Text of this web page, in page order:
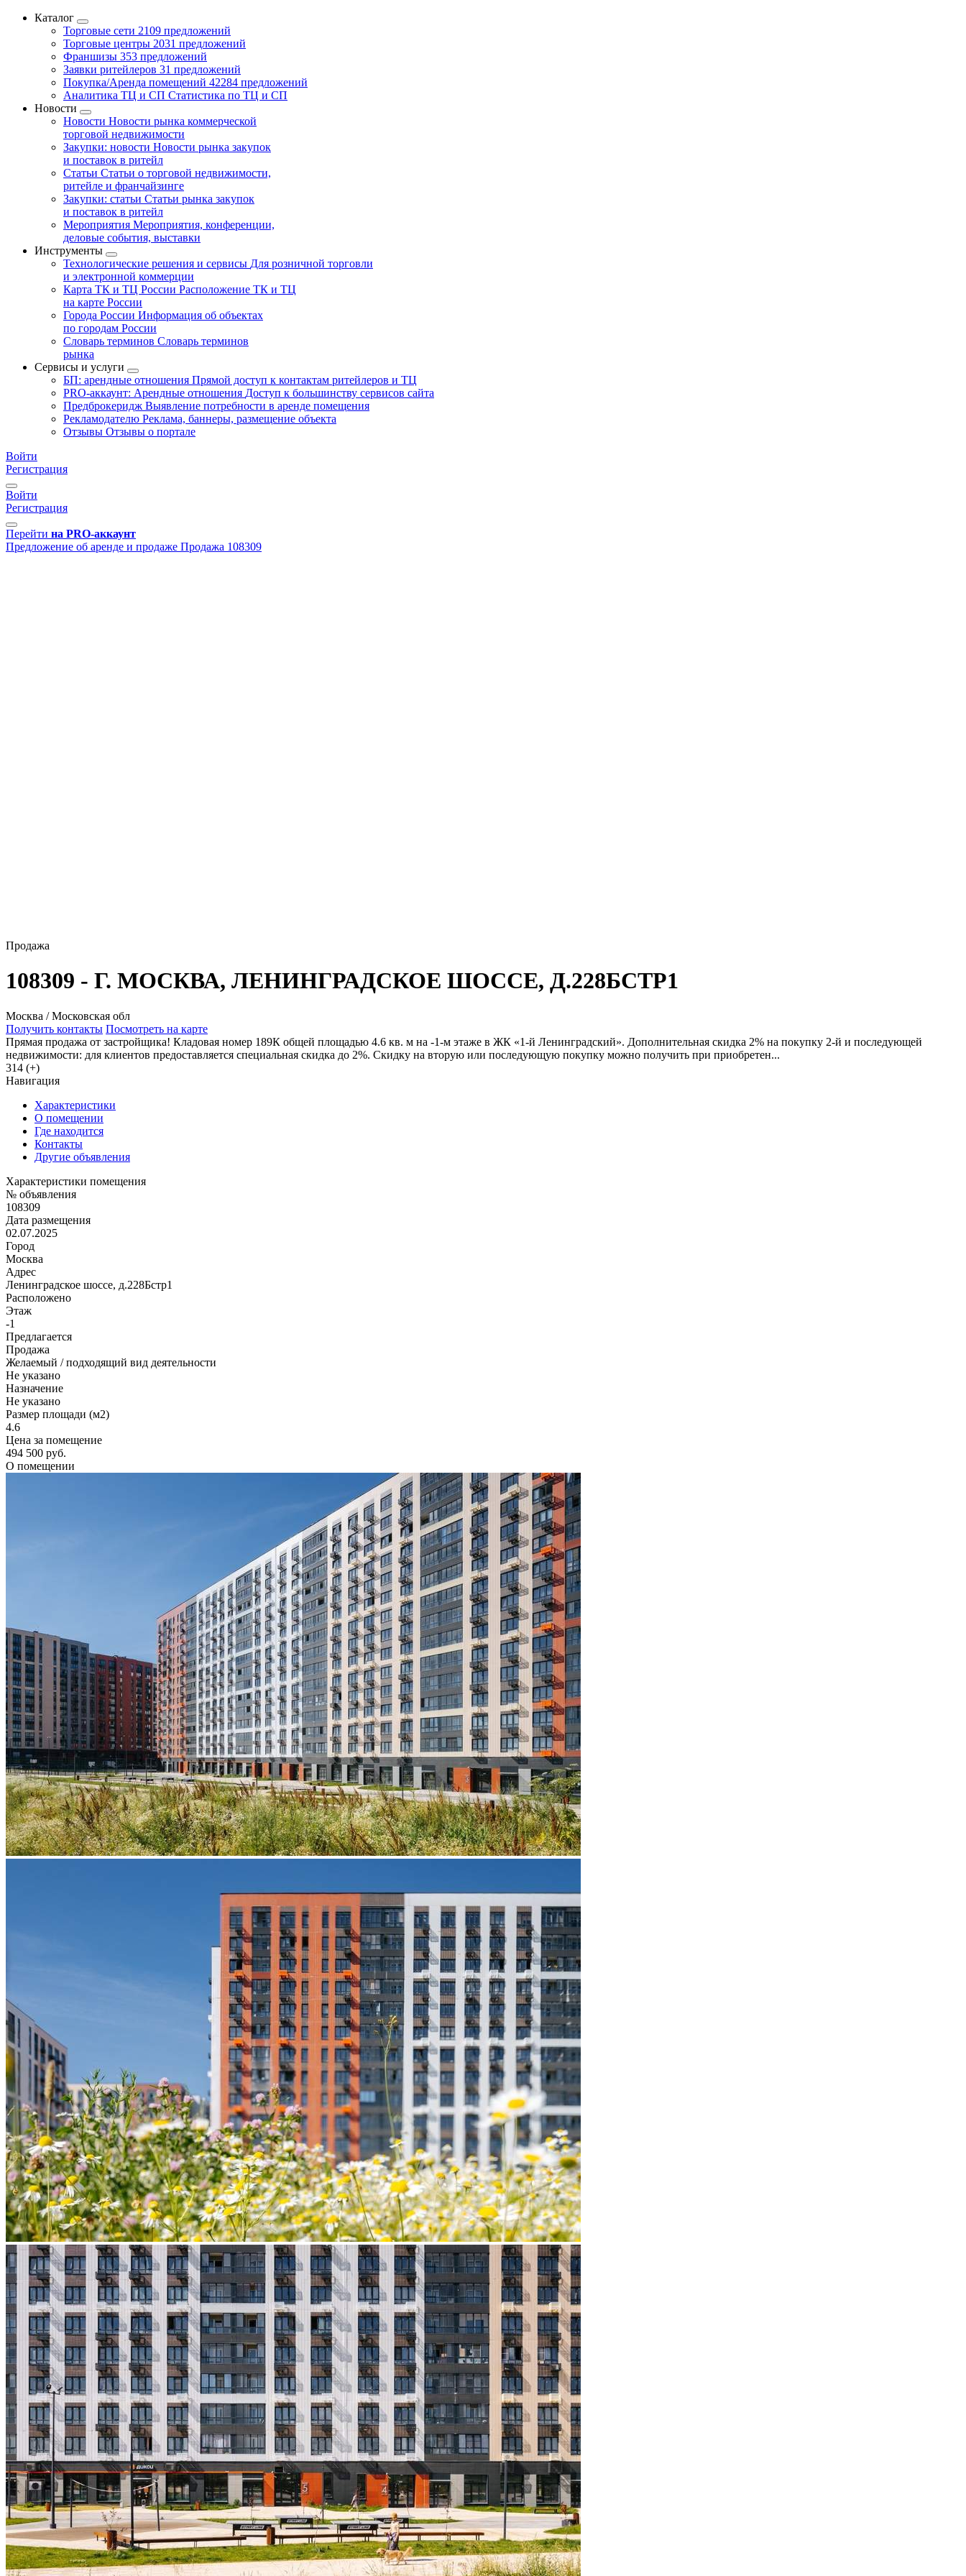
Каталог
Торговые сети 2109 предложений
Торговые центры 2031 предложений
Франшизы 353 предложений
Заявки ритейлеров 31 предложений
Покупка/Аренда помещений 42284 предложений
Аналитика ТЦ и СП Статистика по ТЦ и СП
Новости
Новости Новости рынка коммерческой
торговой недвижимости
Закупки: новости Новости рынка закупок
и поставок в ритейл
Статьи Статьи о торговой недвижимости,
ритейле и франчайзинге
Закупки: статьи Статьи рынка закупок
и поставок в ритейл
Мероприятия Мероприятия, конференции,
деловые события, выставки
Инструменты
Технологические решения и сервисы Для розничной торговли
и электронной коммерции
Карта ТК и ТЦ России Расположение ТК и ТЦ
на карте России
Города России Информация об объектах
по городам России
Словарь терминов Словарь терминов
рынка
Сервисы и услуги
БП: арендные отношения Прямой доступ к контактам ритейлеров и ТЦ
PRO-аккаунт: Арендные отношения Доступ к большинству сервисов сайта
Предброкеридж Выявление потребности в аренде помещения
Рекламодателю Реклама, баннеры, размещение объекта
Отзывы Отзывы о портале
Войти
Регистрация
Войти
Регистрация
Перейти на PRO-аккаунт
Предложение об аренде и продаже Продажа 108309
Продажа
108309 - Г. МОСКВА, ЛЕНИНГРАДСКОЕ ШОССЕ, Д.228БСТР1
Москва / Московская обл
Получить контакты Посмотреть на карте
Прямая продажа от застройщика! Кладовая номер 189К общей площадью 4.6 кв. м на -1-м этаже в ЖК «1-й Ленинградский». Дополнительная скидка 2% на покупку 2-й и последующей
недвижимости: для клиентов предоставляется специальная скидка до 2%. Скидку на вторую или последующую покупку можно получить при приобретен...
314 (+)
Навигация
Характеристики
О помещении
Где находится
Контакты
Другие объявления
Характеристики помещения
№ объявления
108309
Дата размещения
02.07.2025
Город
Москва
Адрес
Ленинградское шоссе, д.228Бстр1
Расположено
Этаж
-1
Предлагается
Продажа
Желаемый / подходящий вид деятельности
Не указано
Назначение
Не указано
Размер площади (м2)
4.6
Цена за помещение
494 500 руб.
О помещении